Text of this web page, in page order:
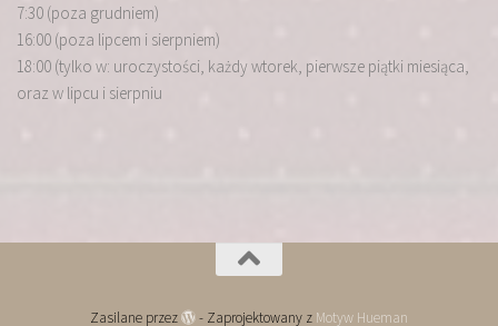
7:30 (poza grudniem)
16:00 (poza lipcem i sierpniem)
18:00 (tylko w: uroczystości, każdy wtorek, pierwsze piątki miesiąca,
oraz w lipcu i sierpniu
Zasilane przez - Zaprojektowany z Motyw Hueman